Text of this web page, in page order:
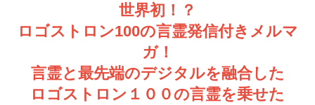
世界初！？
ロゴストロン100の言霊発信付きメルマ
ガ！
言霊と最先端のデジタルを融合した
ロゴストロン１００の言霊を乗せた